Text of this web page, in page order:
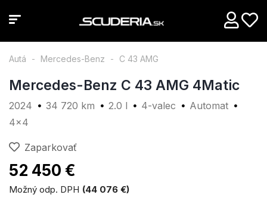
Autá Mercedes-Benz C 43 AMG
Mercedes-Benz C 43 AMG 4Matic
2024 34 720 km 2.0 l 4-valec
Automat
4x4
Zaparkovať
52 450 €
Možný odp. DPH (44 076 €)